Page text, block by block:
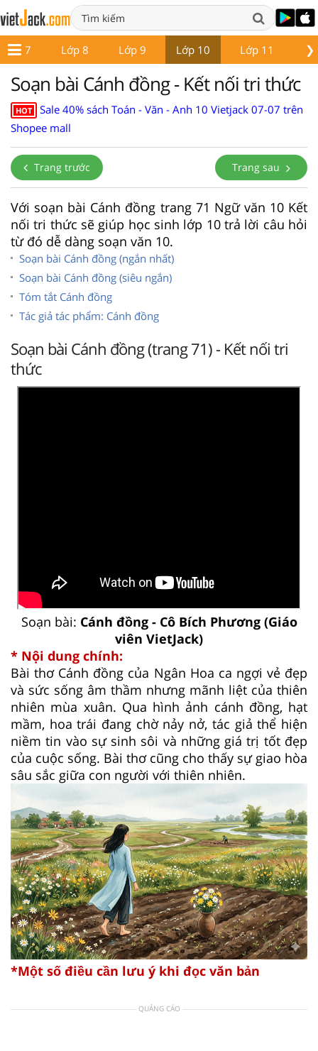
❯
Lớp 7 Lớp 8 Lớp 9 Lớp 10 Lớp 11
Soạn bài Cánh đồng - Kết nối tri thức
HOT
Sale 40% sách Toán - Văn - Anh 10 Vietjack 07-07 trên
Shopee mall
Trang trước Trang sau
Với soạn bài Cánh đồng trang 71 Ngữ văn 10 Kết
nối tri thức sẽ giúp học sinh lớp 10 trả lời câu hỏi
từ đó dễ dàng soạn văn 10.
Soạn bài Cánh đồng (ngắn nhất)
Soạn bài Cánh đồng (siêu ngắn)
Tóm tắt Cánh đồng
Tác giả tác phẩm: Cánh đồng
Soạn bài Cánh đồng (trang 71) - Kết nối tri
thức
Soạn bài: Cánh đồng - Cô Bích Phương (Giáo
viên VietJack)
* Nội dung chính:
Bài thơ Cánh đồng của Ngân Hoa ca ngợi vẻ đẹp
và sức sống âm thầm nhưng mãnh liệt của thiên
nhiên mùa xuân. Qua hình ảnh cánh đồng, hạt
mầm, hoa trái đang chờ nảy nở, tác giả thể hiện
niềm tin vào sự sinh sôi và những giá trị tốt đẹp
của cuộc sống. Bài thơ cũng cho thấy sự giao hòa
sâu sắc giữa con người với thiên nhiên.
*Một số điều cần lưu ý khi đọc văn bản
QUẢNG CÁO